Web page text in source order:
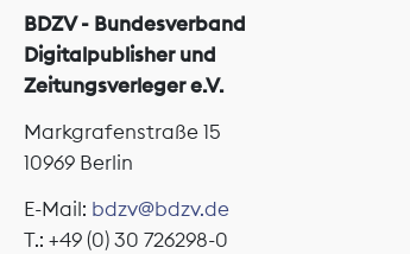
BDZV - Bundesverband
Digitalpublisher und
Zeitungsverleger e.V.
Markgrafenstraße 15
10969 Berlin
E-Mail: bdzv@bdzv.de
T.: +49 (0) 30 726298-0